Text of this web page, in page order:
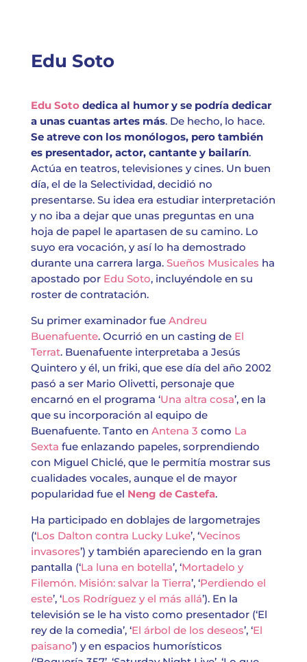
Edu Soto
Edu Sotodedica al humor y se podría dedicar
a unas cuantas artes más. De hecho, lo hace.
Se atreve con los monólogos, pero también
es presentador, actor, cantante y bailarín.
Actúa en teatros, televisiones y cines. Un buen
día, el de la Selectividad, decidió no
presentarse. Su idea era estudiar interpretación
y no iba a dejar que unas preguntas en una
hoja de papel le apartasen de su camino. Lo
suyo era vocación, y así lo ha demostrado
durante una carrera larga. Sueños Musicales ha
apostado por Edu Soto, incluyéndole en su
roster de contratación.
Su primer examinador fue Andreu
Buenafuente. Ocurrió en un casting de El
Terrat. Buenafuente interpretaba a Jesús
Quintero y él, un friki, que ese día del año 2002
pasó a ser Mario Olivetti, personaje que
encarnó en el programa ‘Una altra cosa’, en la
que su incorporación al equipo de
Buenafuente. Tanto en Antena 3 como La
Sexta fue enlazando papeles, sorprendiendo
con Miguel Chiclé, que le permitía mostrar sus
cualidades vocales, aunque el de mayor
popularidad fue el Neng de Castefa.
Ha participado en doblajes de largometrajes
(‘Los Dalton contra Lucky Luke’, ‘Vecinos
invasores’) y también apareciendo en la gran
pantalla (‘La luna en botella’, ‘Mortadelo y
Filemón. Misión: salvar la Tierra’, ‘Perdiendo el
este’, ‘Los Rodríguez y el más allá’). En la
televisión se le ha visto como presentador (‘El
rey de la comedia’, ‘El árbol de los deseos’, ‘El
paisano’) y en espacios humorísticos